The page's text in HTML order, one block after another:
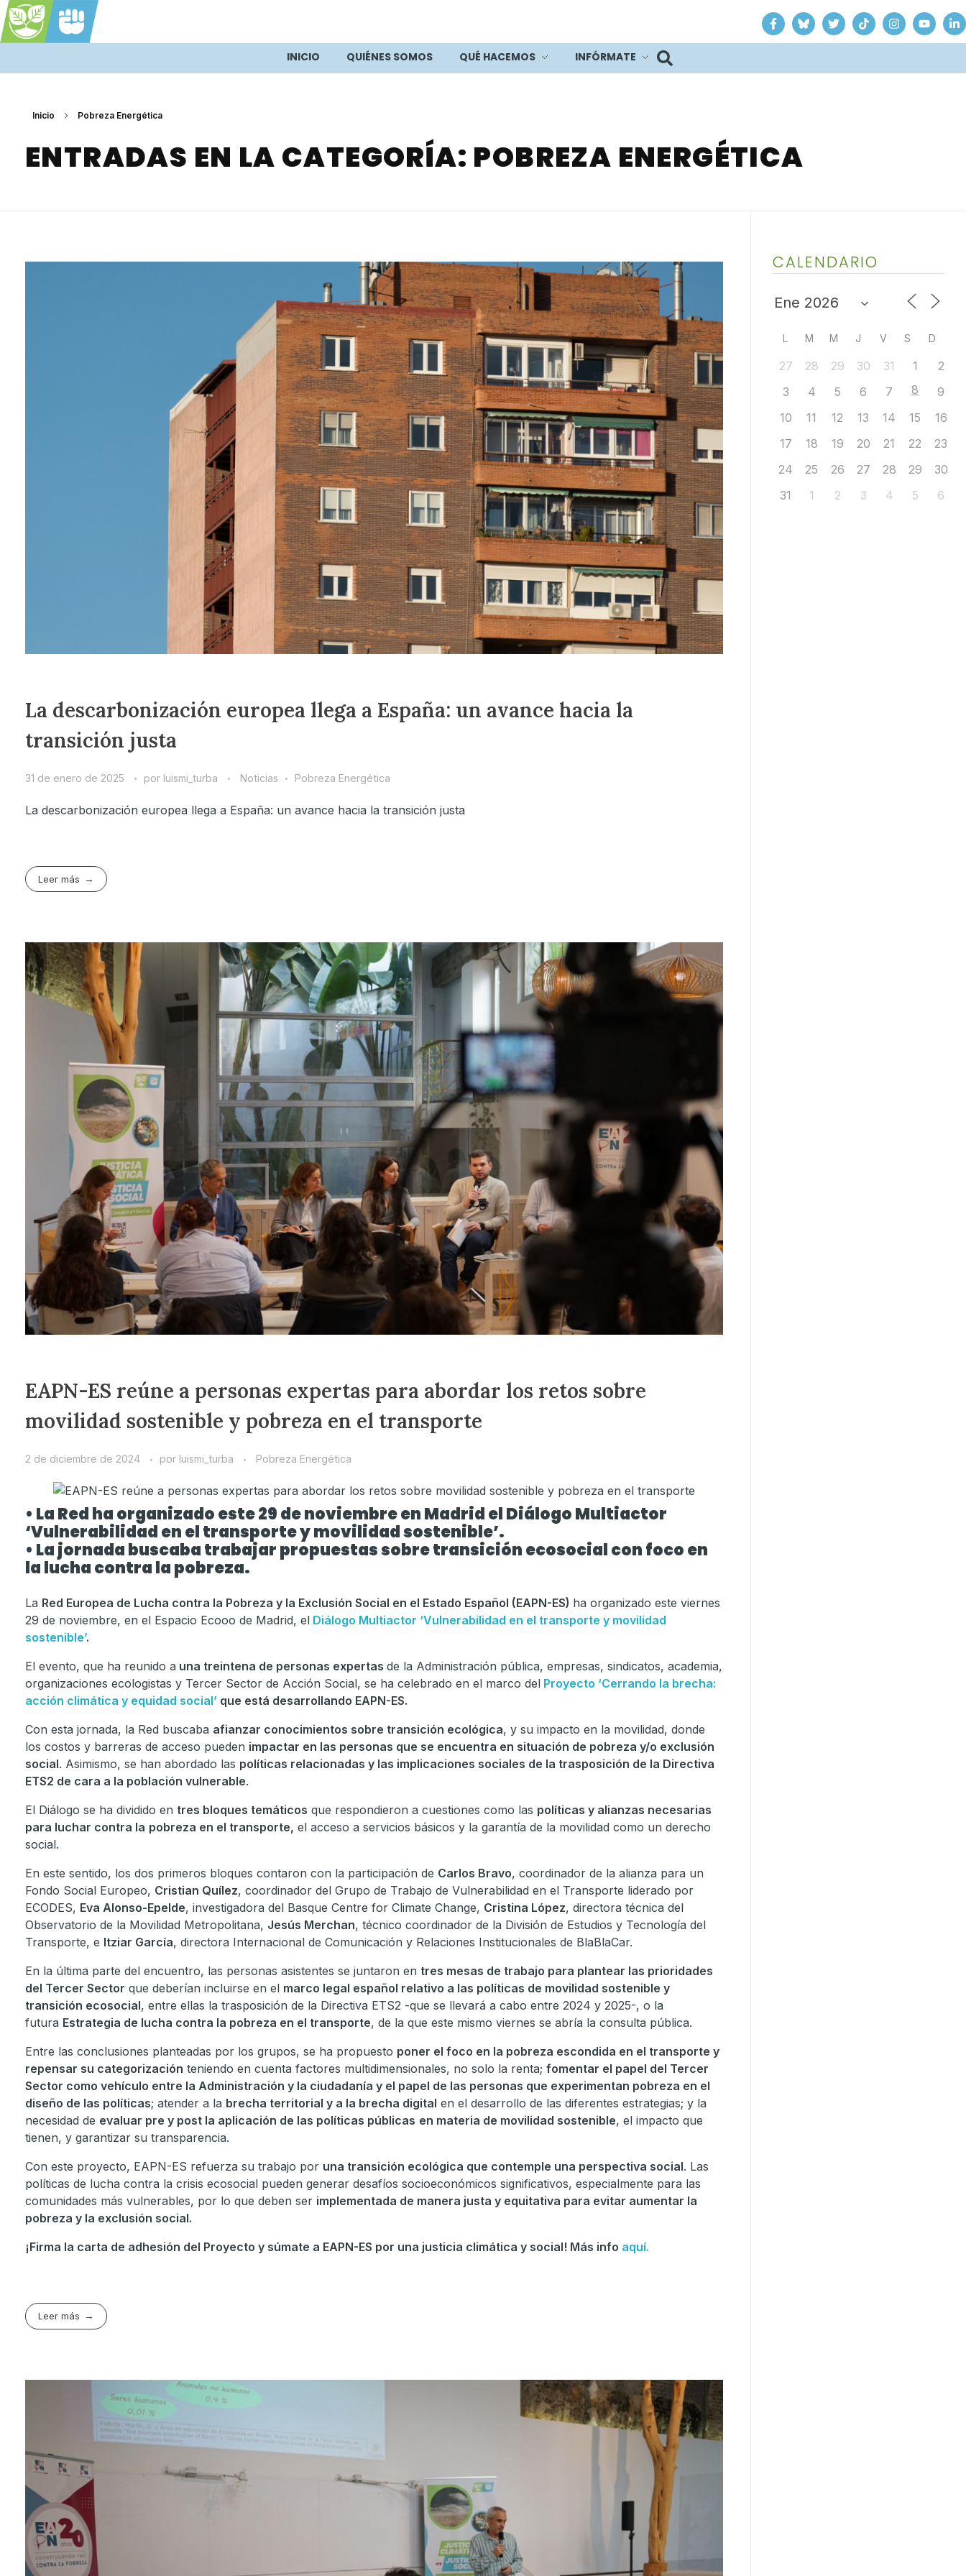
INICIO QUIÉNES SOMOS QUÉ HACEMOS INFÓRMATE
Inicio Pobreza Energética
ENTRADAS EN LA CATEGORÍA: POBREZA ENERGÉTICA
La descarbonización europea llega a España: un avance hacia la
transición justa
31 de enero de 2025 por luismi_turba Noticias Pobreza Energética
La descarbonización europea llega a España: un avance hacia la transición justa
Leer más
EAPN-ES reúne a personas expertas para abordar los retos sobre
movilidad sostenible y pobreza en el transporte
2 de diciembre de 2024 por luismi_turba Pobreza Energética
• La Red ha organizado este 29 de noviembre en Madrid el Diálogo Multiactor
‘Vulnerabilidad en el transporte y movilidad sostenible’.
• La jornada buscaba trabajar propuestas sobre transición ecosocial con foco en
la lucha contra la pobreza.
La Red Europea de Lucha contra la Pobreza y la Exclusión Social en el Estado Español (EAPN-ES) ha organizado este viernes
29 de noviembre, en el Espacio Ecooo de Madrid, el Diálogo Multiactor ‘Vulnerabilidad en el transporte y movilidad
sostenible’.
El evento, que ha reunido a una treintena de personas expertas de la Administración pública, empresas, sindicatos, academia,
organizaciones ecologistas y Tercer Sector de Acción Social, se ha celebrado en el marco del Proyecto ‘Cerrando la brecha:
acción climática y equidad social’ que está desarrollando EAPN-ES.
Con esta jornada, la Red buscaba afianzar conocimientos sobre transición ecológica, y su impacto en la movilidad, donde
los costos y barreras de acceso pueden impactar en las personas que se encuentra en situación de pobreza y/o exclusión
social. Asimismo, se han abordado las políticas relacionadas y las implicaciones sociales de la trasposición de la Directiva
ETS2 de cara a la población vulnerable.
El Diálogo se ha dividido en tres bloques temáticos que respondieron a cuestiones como las políticas y alianzas necesarias
para luchar contra la pobreza en el transporte, el acceso a servicios básicos y la garantía de la movilidad como un derecho
social.
En este sentido, los dos primeros bloques contaron con la participación de Carlos Bravo, coordinador de la alianza para un
Fondo Social Europeo, Cristian Quílez, coordinador del Grupo de Trabajo de Vulnerabilidad en el Transporte liderado por
ECODES, Eva Alonso-Epelde, investigadora del Basque Centre for Climate Change, Cristina López, directora técnica del
Observatorio de la Movilidad Metropolitana, Jesús Merchan, técnico coordinador de la División de Estudios y Tecnología del
Transporte, e Itziar García, directora Internacional de Comunicación y Relaciones Institucionales de BlaBlaCar.
En la última parte del encuentro, las personas asistentes se juntaron en tres mesas de trabajo para plantear las prioridades
del Tercer Sector que deberían incluirse en el marco legal español relativo a las políticas de movilidad sostenible y
transición ecosocial, entre ellas la trasposición de la Directiva ETS2 -que se llevará a cabo entre 2024 y 2025-, o la
futura Estrategia de lucha contra la pobreza en el transporte, de la que este mismo viernes se abría la consulta pública.
Entre las conclusiones planteadas por los grupos, se ha propuesto poner el foco en la pobreza escondida en el transporte y
repensar su categorización teniendo en cuenta factores multidimensionales, no solo la renta; fomentar el papel del Tercer
Sector como vehículo entre la Administración y la ciudadanía y el papel de las personas que experimentan pobreza en el
diseño de las políticas; atender a la brecha territorial y a la brecha digital en el desarrollo de las diferentes estrategias; y la
necesidad de evaluar pre y post la aplicación de las políticas públicas en materia de movilidad sostenible, el impacto que
tienen, y garantizar su transparencia.
Con este proyecto, EAPN-ES refuerza su trabajo por una transición ecológica que contemple una perspectiva social. Las
políticas de lucha contra la crisis ecosocial pueden generar desafíos socioeconómicos significativos, especialmente para las
comunidades más vulnerables, por lo que deben ser implementada de manera justa y equitativa para evitar aumentar la
pobreza y la exclusión social.
¡Firma la carta de adhesión del Proyecto y súmate a EAPN-ES por una justicia climática y social! Más info aquí.
Leer más
CALENDARIO
L M M J V S D
27 28 29 30 31 1
2
3
4 5 6 7 8
9
10
11 12 13 14 15
16
17
18 19 20 21 22
23
24
25 26 27 28 29
30
31
1 2 3 4 5 6